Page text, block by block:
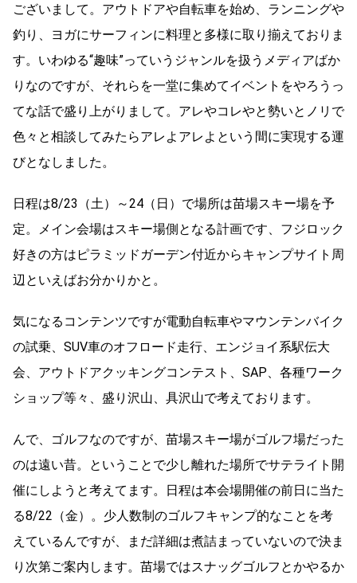
ございまして。アウトドアや自転車を始め、ランニングや
釣り、ヨガにサーフィンに料理と多様に取り揃えておりま
す。いわゆる“趣味”っていうジャンルを扱うメディアばか
りなのですが、それらを一堂に集めてイベントをやろうっ
てな話で盛り上がりまして。アレやコレやと勢いとノリで
色々と相談してみたらアレよアレよという間に実現する運
びとなしました。
日程は8/23（土）～24（日）で場所は苗場スキー場を予
定。メイン会場はスキー場側となる計画です、フジロック
好きの方はピラミッドガーデン付近からキャンプサイト周
辺といえばお分かりかと。
気になるコンテンツですが電動自転車やマウンテンバイク
の試乗、SUV車のオフロード走行、エンジョイ系駅伝大
会、アウトドアクッキングコンテスト、SAP、各種ワーク
ショップ等々、盛り沢山、具沢山で考えております。
んで、ゴルフなのですが、苗場スキー場がゴルフ場だった
のは遠い昔。ということで少し離れた場所でサテライト開
催にしようと考えてます。日程は本会場開催の前日に当た
る8/22（金）。少人数制のゴルフキャンプ的なことを考
えているんですが、まだ詳細は煮詰まっていないので決ま
り次第ご案内します。苗場ではスナッグゴルフとかやるか